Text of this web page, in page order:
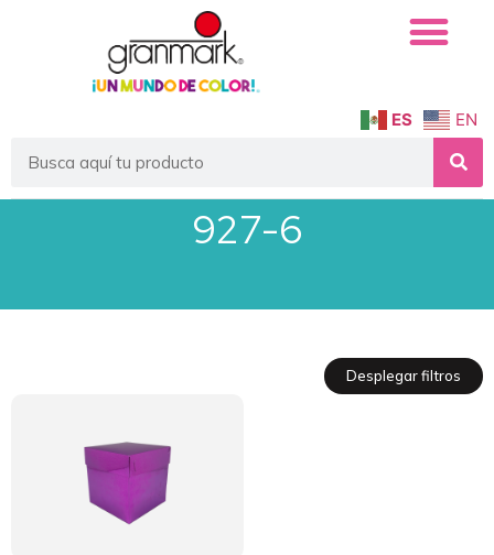
ES EN
927-6
Desplegar filtros